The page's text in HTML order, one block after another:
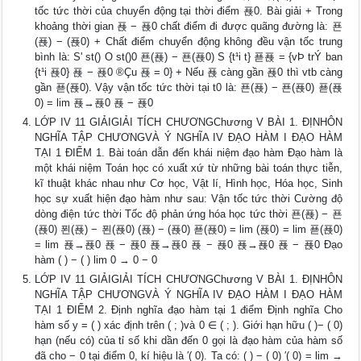
tốc tức thời của chuyển động tại thời điểm 푡0. Bài giải + Trong
khoảng thời gian 푡 − 푡0 chất điểm đi được quãng đường là: 푠
(푡) − (푡0) + Chất điểm chuyển động không đều vận tốc trung
bình là: S' st() O st()0 푠(푡) − 푠(푡0) S {t¹i t} 푣푡 = {vÞ trÝ ban
{t¹i 푡0} 푡 − 푡0 ®Çu 푡 = 0} + Nếu 푡 càng gần 푡0 thì vtb càng
gần 푣(푡0). Vậy vận tốc tức thời tại t0 là: 푠(푡) − 푠(푡0) 푣(푡
0) = lim 푡→푡0 푡 − 푡0
LỚP IV 11 GIẢIGIẢI TÍCH CHƯƠNGChương V BÀI 1. ĐỊNHÔN
NGHĨA TẬP CHƯƠNGVÀ Ý NGHĨA IV ĐẠO HÀM I ĐẠO HÀM
TẠI 1 ĐIỂM 1. Bài toán dẫn đến khái niệm đạo hàm Đạo hàm là
một khái niệm Toán học có xuất xứ từ những bài toán thực tiễn,
kĩ thuật khác nhau như Cơ học, Vật lí, Hình học, Hóa học, Sinh
học sự xuất hiện đạo hàm như sau: Vận tốc tức thời Cường độ
dòng điện tức thời Tốc độ phản ứng hóa học tức thời 푠(푡) − 푠
(푡0) 푄(푡) − 푄(푡0) (푡) − (푡0) 푣(푡0) = lim (푡0) = lim 푣(푡0)
= lim 푡→푡0 푡 − 푡0 푡→푡0 푡 − 푡0 푡→푡0 푡 − 푡0 Đạo
hàm ( ) − ( ) lim 0 → 0 − 0
LỚP IV 11 GIẢIGIẢI TÍCH CHƯƠNGChương V BÀI 1. ĐỊNHÔN
NGHĨA TẬP CHƯƠNGVÀ Ý NGHĨA IV ĐẠO HÀM I ĐẠO HÀM
TẠI 1 ĐIỂM 2. Định nghĩa đạo hàm tại 1 điểm Định nghĩa Cho
hàm số y = ( ) xác định trên ( ; )và 0 ∈ ( ; ). Giới hạn hữu ( )− ( 0)
hạn (nếu có) của tỉ số khi dần đến 0 gọi là đạo hàm của hàm số
đã cho − 0 tại điểm 0, kí hiệu là ′( 0). Ta có: ( ) − ( 0) ′( 0) = lim →